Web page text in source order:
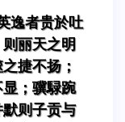
逸者贵於吐
丽天之明
捷不扬；
；骥騄踠
则子贡与